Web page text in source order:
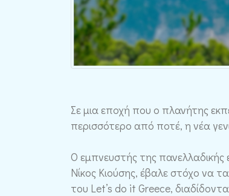
Σε μια εποχή που ο πλανήτης
περισσότερο από ποτέ, η νέα
O εμπνευστής της πανελλαδικής
Νίκος Κιούσης, έβαλε στόχο να
του Let’s do it Greece,